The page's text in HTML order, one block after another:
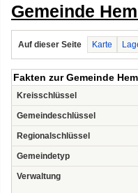
Gemeinde
Auf dieser Seite Karte
Fakten zur Gemeinde
Kreisschlüssel
Gemeindeschlüssel
Regionalschlüssel
Gemeindetyp
Verwaltung